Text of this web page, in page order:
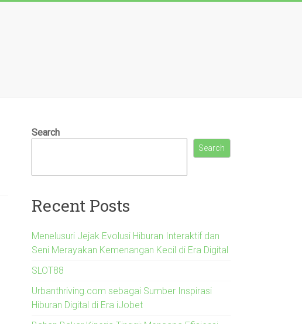
Search
Search
Recent Posts
Menelusuri Jejak Evolusi Hiburan Interaktif dan
Seni Merayakan Kemenangan Kecil di Era Digital
SLOT88
Urbanthriving.com sebagai Sumber Inspirasi
Hiburan Digital di Era iJobet